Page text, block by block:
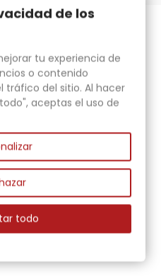
en talla de madera,
para la madera auxiliar
de los
tu experiencia de
o contenido
tráfico del sitio. Al hacer
aceptas el uso de
todo